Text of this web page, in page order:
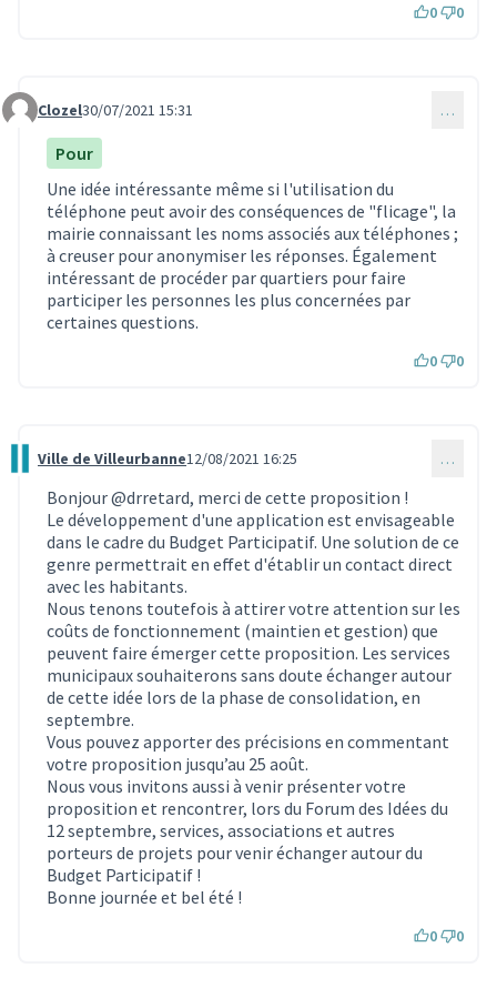
0 0
Commentaire 796
Clozel30/07/2021 15:31 …
Pour
Une idée intéressante même si l'utilisation du
téléphone peut avoir des conséquences de "flicage", la
mairie connaissant les noms associés aux téléphones ;
à creuser pour anonymiser les réponses. Également
intéressant de procéder par quartiers pour faire
participer les personnes les plus concernées par
certaines questions.
0 0
Commentaire 956
Ville de Villeurbanne12/08/2021 16:25 …
Bonjour@drretard, merci de cette proposition !
Le développement d'une application est envisageable
dans le cadre du Budget Participatif. Une solution de ce
genre permettrait en effet d'établir un contact direct
avec les habitants.
Nous tenons toutefois à attirer votre attention sur les
coûts de fonctionnement (maintien et gestion) que
peuvent faire émerger cette proposition. Les services
municipaux souhaiterons sans doute échanger autour
de cette idée lors de la phase de consolidation, en
septembre.
Vous pouvez apporter des précisions en commentant
votre proposition jusqu’au 25 août.
Nous vous invitons aussi à venir présenter votre
proposition et rencontrer, lors du Forum des Idées du
12 septembre, services, associations et autres
porteurs de projets pour venir échanger autour du
Budget Participatif !
Bonne journée et bel été !
0 0